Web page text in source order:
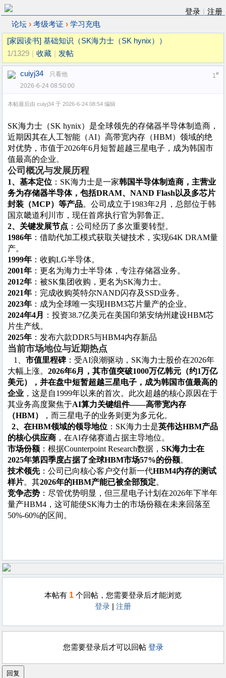
登录
注册
论坛 › 考级考证 › 学习充电
[家园读书] 基础知识（SK海力士（SK hynix））
1/1329
收藏 发帖
1#
cuiyj34
只看他
2026-6-24 08:50:00
本帖最后由 cuiyj34 于 2026-6-24 08:54 编辑
SK海力士（SK hynix）是全球领先的存储器半导体制造商，
近期因其在人工智能（AI）高带宽内存（HBM）领域的绝
对优势，市值于2026年6月短暂超越三星电子，成为韩国市
值最高的企业‌。‌‌
公司概况与发展历程
1、基本定位 ‌：SK海力士是一家‌韩国半导体制造商，主营业
务为存储器半导体，包括DRAM、NAND Flash以及多芯片
封装（MCP）等产品‌。公司成立于1983年2月，总部位于韩
国京畿道利川市，现任首席执行官为郭鲁正。‌
2、关键发展节点 ‌：公司经历了多次重要转型。
1986年 ‌：借助代加工模式获取关键技术，实现64K DRAM量
产。
1999年 ‌：收购LG半导体。
2001年 ‌：更名为海力士半导体，专注存储器业务。
2012年 ‌：被SK集团收购，更名为SK海力士。
2021年 ‌：完成收购英特尔NAND闪存及SSD业务。
2023年 ‌：成为全球唯一实现HBM3芯片量产的企业。
2024年4月
‌：投资38.7亿美元在美国印第安纳州建设HBM芯
片生产线。
2025年 ‌：发布六款DDR5与HBM4内存新品
当前市场地位与近期热点
1、 市值里程碑‌：受AI浪潮驱动，SK海力士股价在2026年
大幅上涨。‌ 2026年6月，其市值突破1000万亿韩元（约1万亿
美元），并在盘中短暂超越三星电子，成为韩国市值最高的
企业 ‌，这是自1999年以来的首次。此次超越的核心原因在于
其业务高度聚焦于‌AI算力关键组件——高带宽内存
（HBM）
‌，而三星电子的业务则更为多元化。‌
2、在HBM领域的领导地位 ‌：SK海力士是‌英伟达HBM产品
的核心供应商 ‌，在AI存储赛道占据主导地位。
市场份额 ‌：根据Counterpoint Research数据，‌ SK海力士在
2025年第四季度占据了全球HBM市场57%的份额‌。
技术领先‌：公司已向核心客户交付新一代‌HBM4内存的测试
样片‌。其‌2026年的HBM产能已被全部预定‌。
竞争态势 ‌：尽管优势明显，但三星电子计划在2026年下半年
量产HBM4，这可能使SK海力士的市场份额在未来回落至
50%-60%的区间。‌‌
本帖有 1 个回帖，您需要登录后才能浏览
登录
注册
您需要登录后才可以回帖 登录